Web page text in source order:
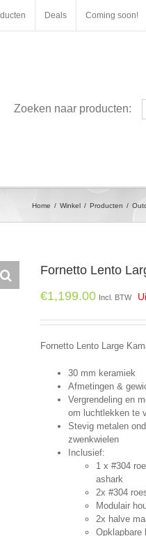
Deals Coming soon!
Zoeken naar producten:
Home / Winkel / Producten /
Fornetto Lento
€1,199.00 Incl. BTW
Fornetto Lento Large
30 mm keramiek
Afmetingen &
Vergrendeling en
om luchtlekken te
Stevig metalen
zwenkwielen
Inclusief:
1 x #304
ashark
2x #304
Modulair
2x halve
Opklapbare